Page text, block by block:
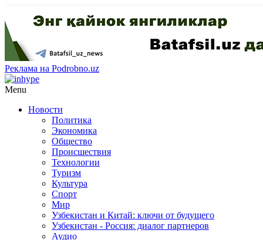
Реклама на Podrobno.uz
Menu
Новости
Политика
Экономика
Общество
Происшествия
Технологии
Туризм
Культура
Спорт
Мир
Узбекистан и Китай: ключи от будущего
Узбекистан - Россия: диалог партнеров
Аудио